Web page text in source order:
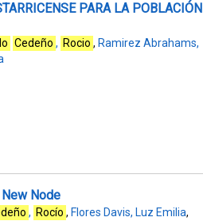
PARA LA POBLACIÓN
Cedeño , Rocio , Ramirez Abrahams,
Node
, Rocío , Flores Davis, Luz Emilia,